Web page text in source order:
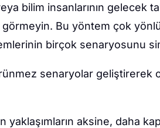
bilim insanlarının gelecek
görmeyin. Bu yöntem çok
birçok senaryosunu
senaryolar geliştirerek
yaklaşımların aksine, daha